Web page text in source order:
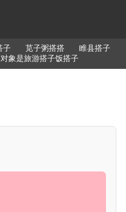
子 苋子粥搭搭
睢县搭子
对象是旅游搭子饭搭子